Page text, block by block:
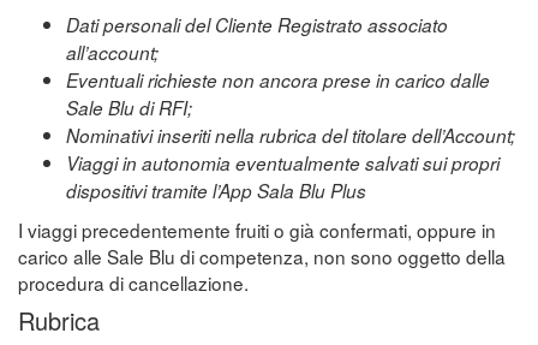
Dati personali del Cliente Registrato associato
all’account;
Eventuali richieste non ancora prese in carico dalle
Sale Blu di RFI;
Nominativi inseriti nella rubrica del titolare dell’Account;
Viaggi in autonomia eventualmente salvati sui propri
dispositivi tramite l’App Sala Blu Plus
I viaggi precedentemente fruiti o già confermati, oppure in
carico alle Sale Blu di competenza, non sono oggetto della
procedura di cancellazione.
Rubrica